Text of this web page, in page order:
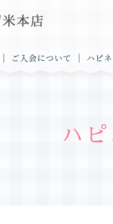
ご入会について ハピ
ハ